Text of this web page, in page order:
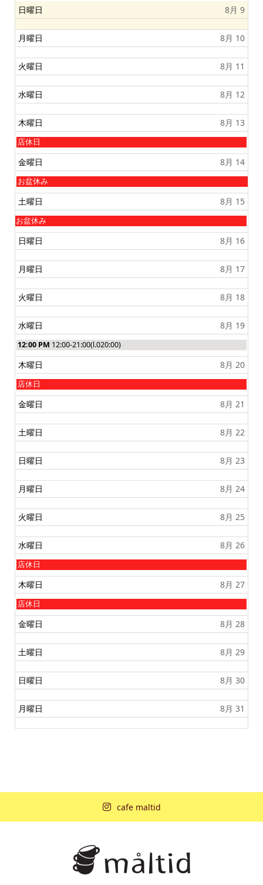
6h
2
0
2
6
日曜日 8月 9
月曜日 8月 10
火曜日 8月 11
水曜日 8月 12
木曜日 8月 13
木
曜
日
,
8
月
3
t
h
2
0
6
店休日
金曜日 8月 14
金
曜
日
,
8
月
1
4
h
2
2
6
お盆休み
土曜日 8月 15
金
曜
日
,
月
1
h
0
2
6
お盆休み
日曜日 8月 16
月曜日 8月 17
火曜日 8月 18
水曜日 8月 19
水
曜
日
,
8
月
1
9
2
2
6
12:00 PM 12:00-21:00(l.020:00)
木曜日 8月 20
木
曜
日
,
月
2
t
h
0
2
店休日
金曜日 8月 21
土曜日 8月 22
日曜日 8月 23
月曜日 8月 24
火曜日 8月 25
水曜日 8月 26
水
曜
日
,
8
月
2
6
2
2
6
店休日
木曜日 8月 27
木
曜
日
,
月
2
t
h
0
2
店休日
金曜日 8月 28
土曜日 8月 29
日曜日 8月 30
月曜日 8月 31
cafe maltid